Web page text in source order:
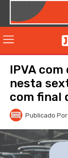
IPVA
nesta
com final
Publicado Por